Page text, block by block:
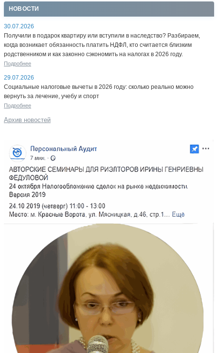
НОВОСТИ
30.07.2026
Получили в подарок квартиру или вступили в наследство? Разбираем,
когда возникает обязанность платить НДФЛ, кто считается близким
родственником и как законно сэкономить на налогах в 2026 году.
Подробнее
29.07.2026
Социальные налоговые вычеты в 2026 году: сколько реально можно
вернуть за лечение, учебу и спорт
Подробнее
Архив новостей